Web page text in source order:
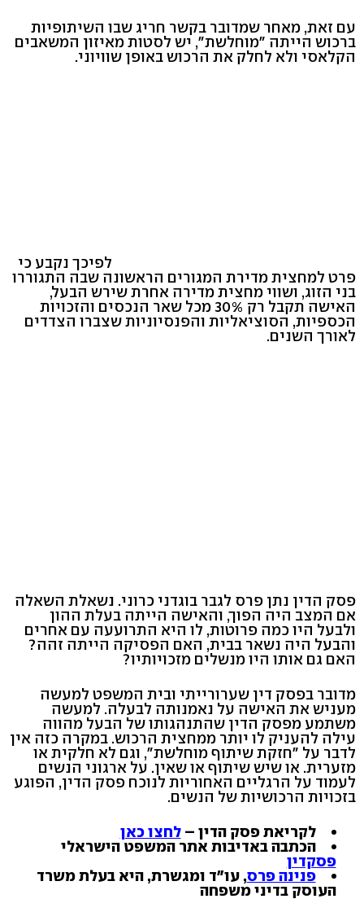
עם זאת, מאחר שמדובר בקשר חריג שבו השיתופיות
ברכוש הייתה "מוחלשת", יש לסטות מאיזון המשאבים
הקלאסי ולא לחלק את הרכוש באופן שוויוני.
לפיכך נקבע כי
פרט למחצית מדירת המגורים הראשונה שבה התגוררו
בני הזוג, ושווי מחצית מדירה אחרת שירש הבעל,
האישה תקבל רק 30% מכל שאר הנכסים והזכויות
הכספיות, הסוציאליות והפנסיוניות שצברו הצדדים
לאורך השנים.
פסק הדין נתן פרס לגבר בוגדני כרוני. נשאלת השאלה
אם המצב היה הפוך, והאישה הייתה בעלת ההון
ולבעל היו כמה פרוטות, לו היא התרועעה עם אחרים
והבעל היה נשאר בבית, האם הפסיקה הייתה זהה?
האם גם אותו היו מנשלים מזכויותיו?
מדובר בפסק דין שערורייתי ובית המשפט למעשה
מעניש את האישה על נאמנותה לבעלה. למעשה
משתמע מפסק הדין שהתנהגותו של הבעל מהווה
עילה להעניק לו יותר ממחצית הרכוש. במקרה כזה אין
לדבר על "חזקת שיתוף מוחלשת", וגם לא חלקית או
מזערית. או שיש שיתוף או שאין. על ארגוני הנשים
לעמוד על הרגליים האחוריות לנוכח פסק הדין, הפוגע
בזכויות הרכושיות של הנשים.
לקריאת פסק הדין –לחצו כאן
הכתבה באדיבות אתר המשפט הישראלי
פסקדין
פנינה פרס, עו"ד ומגשרת, היא בעלת משרד
העוסק בדיני משפחה